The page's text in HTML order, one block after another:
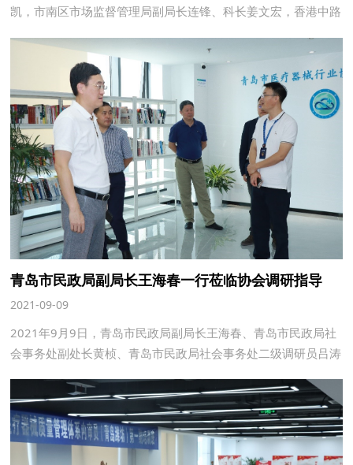
凯，市南区市场监督管理局副局长连锋、科长姜文宏，香港中路
青岛市民政局副局长王海春一行莅临协会调研指导
2021-09-09
2021年9月9日，青岛市民政局副局长王海春、青岛市民政局社
会事务处副处长黄桢、青岛市民政局社会事务处二级调研员吕涛